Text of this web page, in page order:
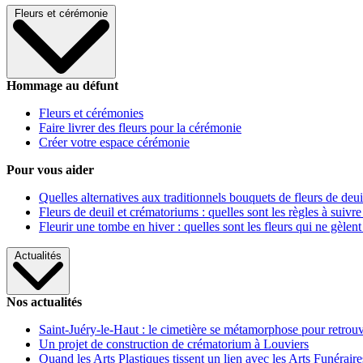
Fleurs et cérémonie
Hommage au défunt
Fleurs et cérémonies
Faire livrer des fleurs pour la cérémonie
Créer votre espace cérémonie
Pour vous aider
Quelles alternatives aux traditionnels bouquets de fleurs de
Fleurs de deuil et crématoriums : quelles sont les règles à
Fleurir une tombe en hiver : quelles sont les fleurs qui ne gèlent
Actualités
Nos actualités
Saint-Juéry-le-Haut : le cimetière se métamorphose pour
Un projet de construction de crématorium à Louviers
Quand les Arts Plastiques tissent un lien avec les Arts